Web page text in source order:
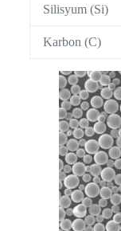
Silisyum (Si)
Karbon (C)